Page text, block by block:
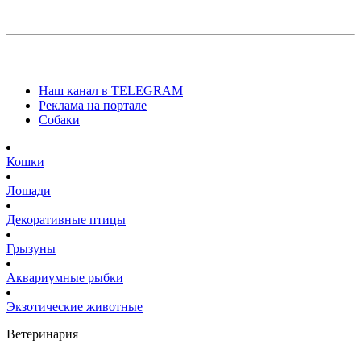
Наш канал в TELEGRAM
Реклама на портале
Собаки
Кошки
Лошади
Декоративные птицы
Грызуны
Аквариумные рыбки
Экзотические животные
Ветеринария